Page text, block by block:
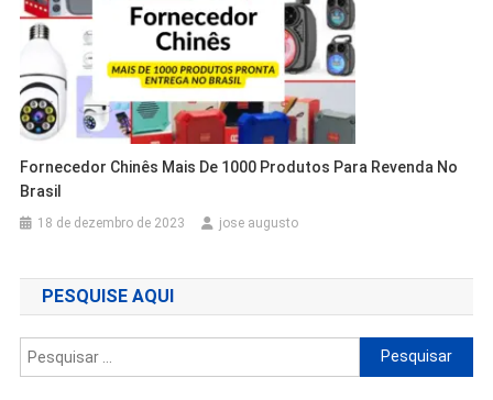
Fornecedor Chinês Mais De 1000 Produtos Para Revenda No
Brasil
18 de dezembro de 2023 jose augusto
PESQUISE AQUI
Pesquisar
por: